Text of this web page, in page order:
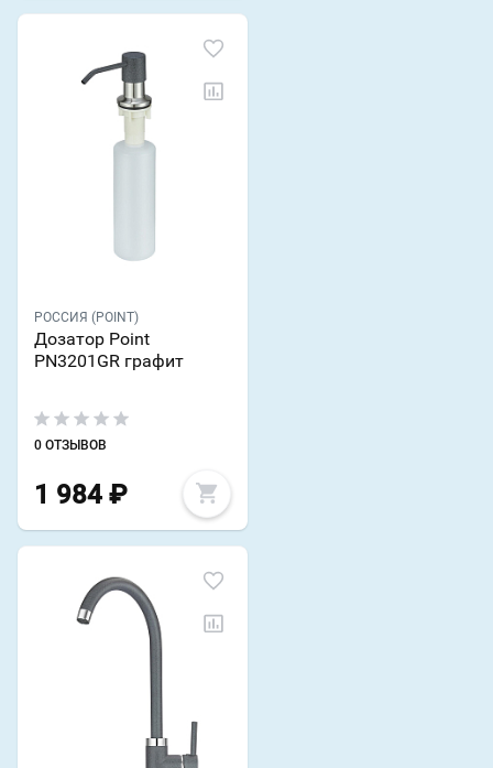
РОССИЯ (POINT)
Дозатор Point
PN3201GR графит
0 ОТЗЫВОВ
1 984 ₽